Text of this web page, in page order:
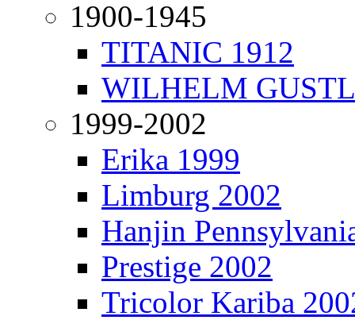
1900-1945
TITANIC 1912
WILHELM
1999-2002
Erika 1999
Limburg 2002
Hanjin
Prestige 2002
Tricolor Kariba